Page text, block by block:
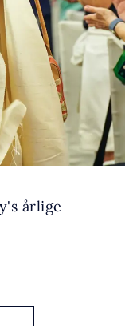
årlige